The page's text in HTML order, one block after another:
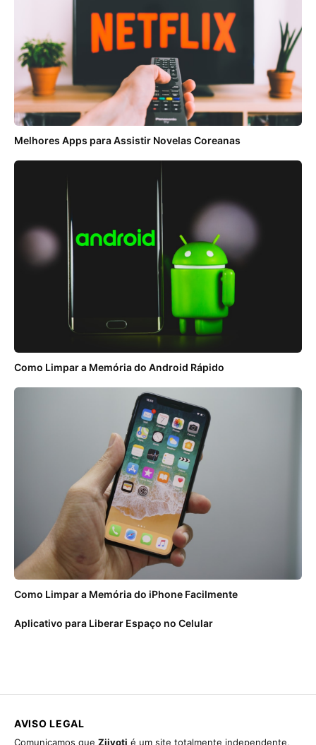
Melhores Apps para Assistir Novelas Coreanas
Como Limpar a Memória do Android Rápido
Como Limpar a Memória do iPhone Facilmente
Aplicativo para Liberar Espaço no Celular
AVISO LEGAL
Comunicamos que Ziivoti é um site totalmente independente,